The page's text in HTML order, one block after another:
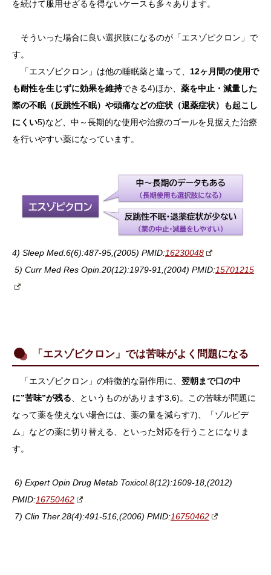
を続けて服用せざるを得ないケースも多々あります。
そういった場合に良い選択肢になるのが「エスゾピクロン」で
す。
「エスゾピクロン」は他の睡眠薬と違って、 12ヶ月間の使用で
も耐性を生じずに効果を維持できる4)ほか、 薬を中止・減量した
際の不眠（反跳性不眠）や頭痛などの症状（退薬症状）も起こし
にくい5)など、中～長期的な使用や治療のゴールを見据えた治療
を行いやすい薬になっています。
4) Sleep Med.6(6):487-95,(2005) PMID:16230048
5) Curr Med Res Opin.20(12):1979-91,(2004) PMID:15701215
「エスゾピクロン」では苦味がよく問題になる
「エスゾピクロン」の特徴的な副作用に、 翌朝まで口の中
に”苦味”が残る 、というものがあります3,6)。この苦味が問題に
なって薬を使えない場合には、薬の量を減らす7)、「ゾルピデ
ム」などの薬に切り替える、といった対応を行うことになりま
す。
6) Expert Opin Drug Metab Toxicol.8(12):1609-18,(2012)
PMID:16750462
7) Clin Ther.28(4):491-516,(2006) PMID:16750462